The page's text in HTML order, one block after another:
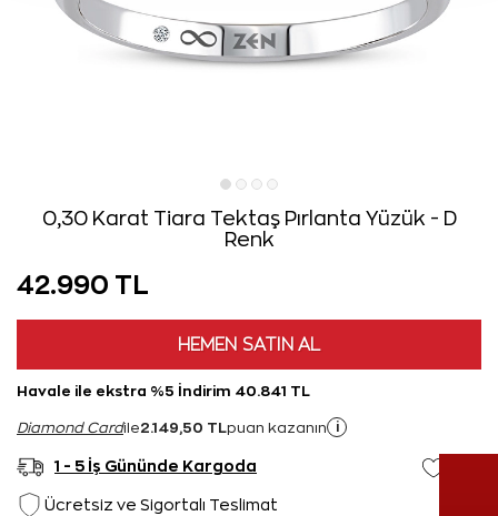
0,30 Karat Tiara Tektaş Pırlanta Yüzük - D
Renk
42.990 TL
HEMEN SATIN AL
Havale ile ekstra %5 İndirim 40.841 TL
Diamond Cardile2.149,50 TL puan kazanın i
1 - 5 İş Gününde Kargoda
Ücretsiz ve Sigortalı Teslimat